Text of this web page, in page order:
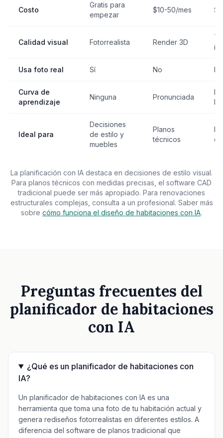
Costo
Gratis para
empezar
$10-50/mes
Calidad visual Fotorrealista Render 3D
Usa foto real Sí No No
Curva de
aprendizaje
Ninguna Pronunciada
Ideal para
Decisiones
de estilo y
muebles
Planos
técnicos
La planificación con IA destaca en decisiones de estilo visual.
Para planos técnicos con medidas precisas, el software CAD
tradicional puede ser más apropiado. Para renovaciones
estructurales complejas, consulta a un profesional. Saber más
sobre cómo funciona el diseño de habitaciones con IA.
Preguntas frecuentes del
planificador de habitaciones
con IA
¿Qué es un planificador de habitaciones con
IA?
Un planificador de habitaciones con IA es una
herramienta que toma una foto de tu habitación actual y
genera rediseños fotorrealistas en diferentes estilos. A
diferencia del software de planos tradicional que